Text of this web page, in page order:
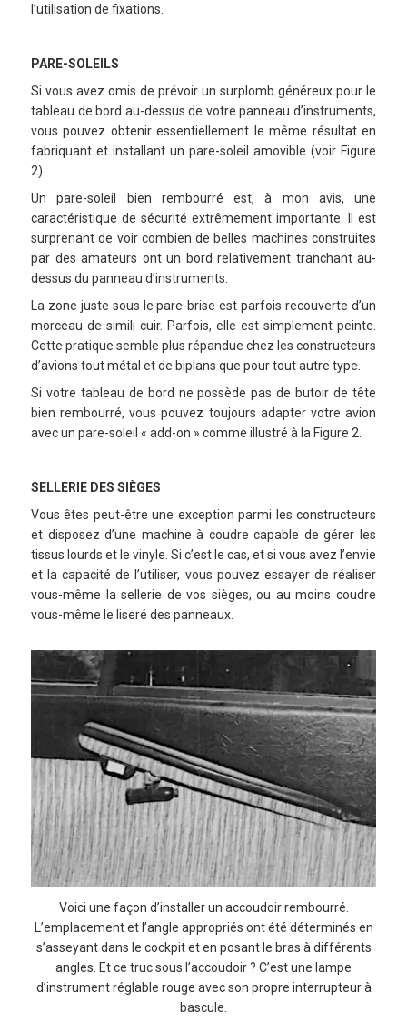
l’utilisation de fixations.
PARE-SOLEILS
Si vous avez omis de prévoir un surplomb généreux pour le
tableau de bord au-dessus de votre panneau d’instruments,
vous pouvez obtenir essentiellement le même résultat en
fabriquant et installant un pare-soleil amovible (voir Figure
2).
Un pare-soleil bien rembourré est, à mon avis, une
caractéristique de sécurité extrêmement importante. Il est
surprenant de voir combien de belles machines construites
par des amateurs ont un bord relativement tranchant au-
dessus du panneau d’instruments.
La zone juste sous le pare-brise est parfois recouverte d’un
morceau de simili cuir. Parfois, elle est simplement peinte.
Cette pratique semble plus répandue chez les constructeurs
d’avions tout métal et de biplans que pour tout autre type.
Si votre tableau de bord ne possède pas de butoir de tête
bien rembourré, vous pouvez toujours adapter votre avion
avec un pare-soleil « add-on » comme illustré à la Figure 2.
SELLERIE DES SIÈGES
Vous êtes peut-être une exception parmi les constructeurs
et disposez d’une machine à coudre capable de gérer les
tissus lourds et le vinyle. Si c’est le cas, et si vous avez l’envie
et la capacité de l’utiliser, vous pouvez essayer de réaliser
vous-même la sellerie de vos sièges, ou au moins coudre
vous-même le liseré des panneaux.
Voici une façon d’installer un accoudoir rembourré.
L’emplacement et l’angle appropriés ont été déterminés en
s’asseyant dans le cockpit et en posant le bras à différents
angles. Et ce truc sous l’accoudoir ? C’est une lampe
d’instrument réglable rouge avec son propre interrupteur à
bascule.